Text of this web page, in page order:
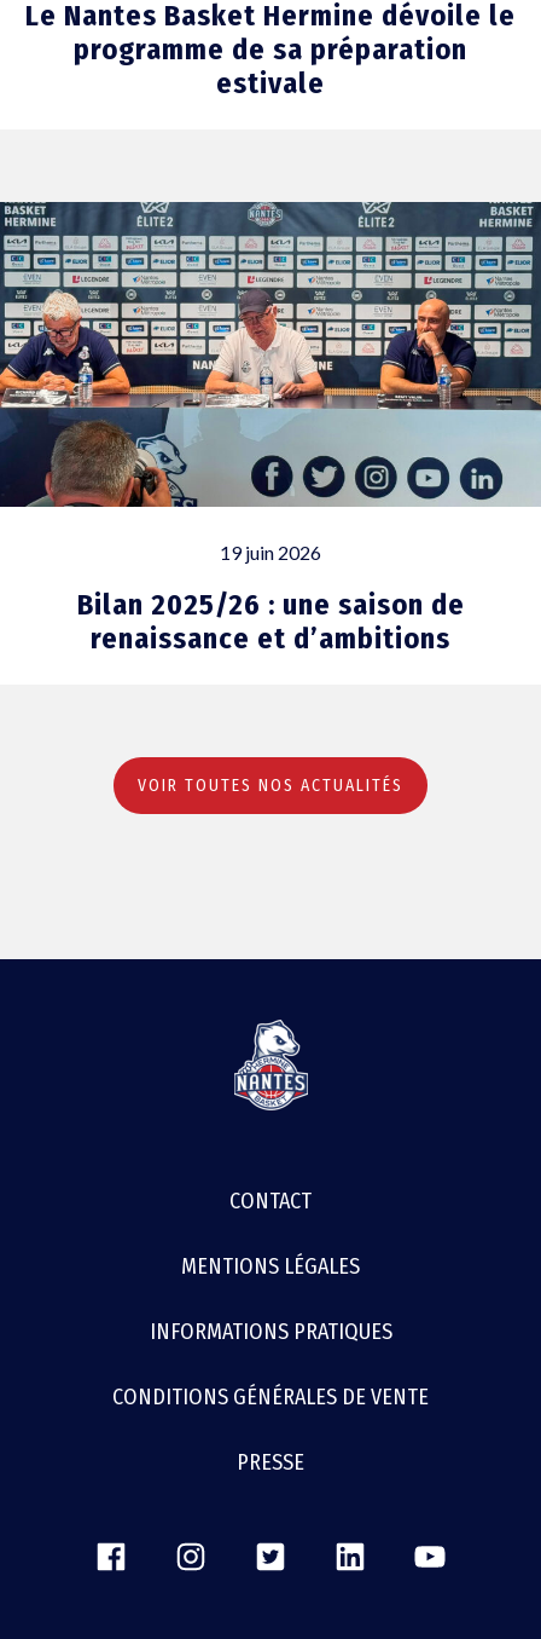
Le Nantes Basket Hermine dévoile le
programme de sa préparation
estivale
19 juin 2026
Bilan 2025/26 : une saison de
renaissance et d’ambitions
VOIR TOUTES NOS ACTUALITÉS
CONTACT
MENTIONS LÉGALES
INFORMATIONS PRATIQUES
CONDITIONS GÉNÉRALES DE VENTE
PRESSE